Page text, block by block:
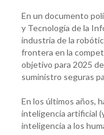
En un documento
y Tecnología de la
industria de la
frontera en la
objetivo para 2025
suministro seguras
En los últimos años,
inteligencia artificial
inteligencia a los